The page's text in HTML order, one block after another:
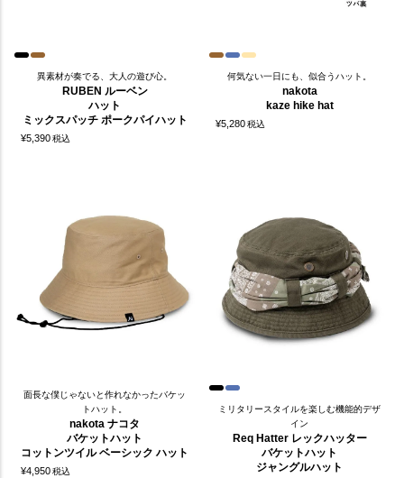
異素材が奏でる、大人の遊び心。
RUBEN ルーベン
ハット
ミックスパッチ ポークパイハット
¥5,390税込
何気ない一日にも、似合うハット。
nakota
kaze hike hat
¥5,280税込
面長な僕じゃないと作れなかったバケッ
トハット。
nakota ナコタ
バケットハット
コットンツイル ベーシック ハット
¥4,950税込
ミリタリースタイルを楽しむ機能的デザ
イン
Req Hatter レックハッター
バケットハット
ジャングルハット